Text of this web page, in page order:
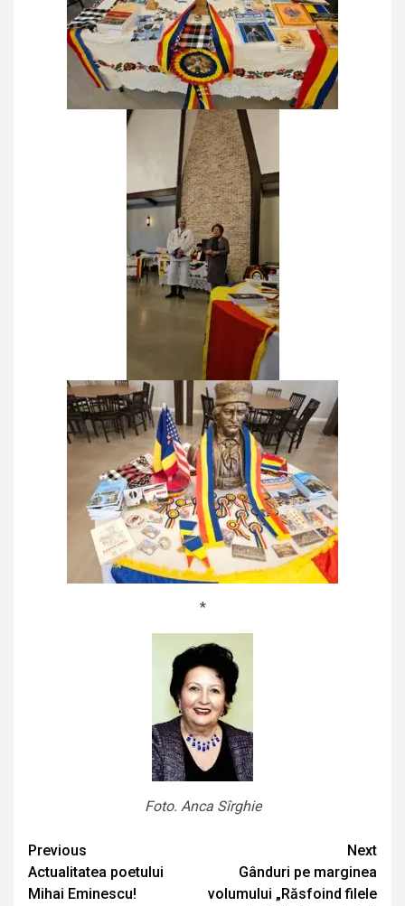
*
Foto. Anca Sîrghie
Continue
Reading
Previous
Actualitatea poetului
Mihai Eminescu!
Next
Gânduri pe marginea
volumului „Răsfoind filele